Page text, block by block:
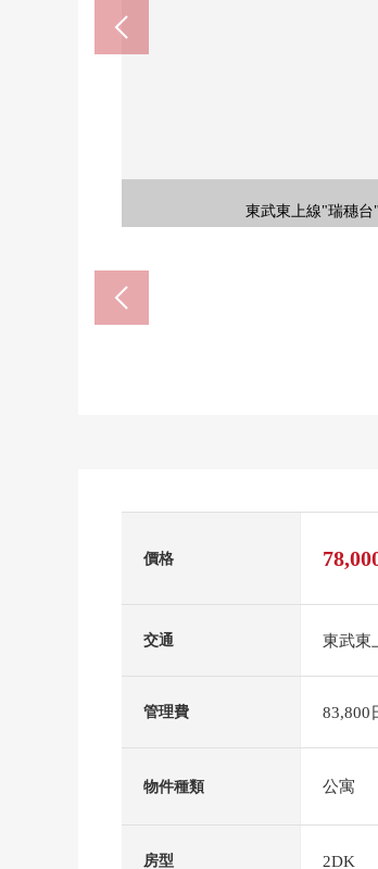
東武東上線"瑞穗作
富士見
富士見
東武店
瑞
全家便利店
24小時營業的便利店在步行範
鬆本清
富士見
瑞穗台站(
東武東上線"瑞穗台"車站是"東武店"
價格
交通 東武東
管理費 83,800
物件種類 公寓
房型 2DK